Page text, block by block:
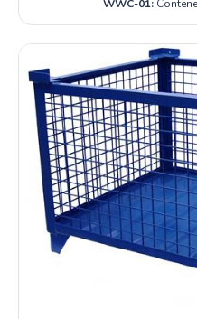
WWC-01: